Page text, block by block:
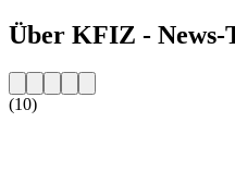
Über KFIZ - News-
(10)